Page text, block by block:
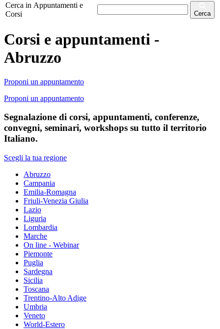
Cerca in Appuntamenti e
Corsi
Cerca
Corsi e appuntamenti -
Abruzzo
Proponi un appuntamento
Proponi un appuntamento
Segnalazione di corsi, appuntamenti, conferenze,
convegni, seminari, workshops su tutto il territorio
Italiano.
Scegli la tua regione
Abruzzo
Campania
Emilia-Romagna
Friuli-Venezia Giulia
Lazio
Liguria
Lombardia
Marche
On line - Webinar
Piemonte
Puglia
Sardegna
Sicilia
Toscana
Trentino-Alto Adige
Umbria
Veneto
World-Estero